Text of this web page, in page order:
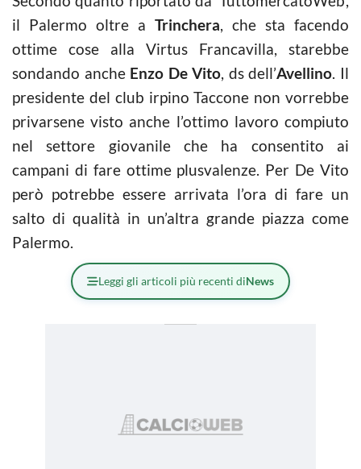
il Palermo oltre a Trinchera, che sta facendo
ottime cose alla Virtus Francavilla, starebbe
sondando anche Enzo De Vito, ds dell’Avellino. Il
presidente del club irpino Taccone non vorrebbe
privarsene visto anche l’ottimo lavoro compiuto
nel settore giovanile che ha consentito ai
campani di fare ottime plusvalenze. Per De Vito
però potrebbe essere arrivata l’ora di fare un
salto di qualità in un’altra grande piazza come
Palermo.
Leggi gli articoli più recenti diNews